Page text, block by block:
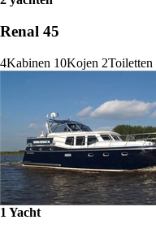
Renal 45
4Kabinen 10Kojen 2Toiletten
1 Yacht